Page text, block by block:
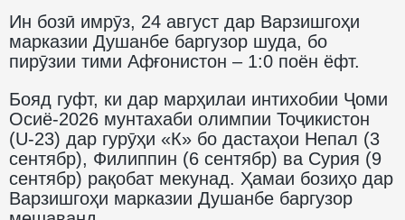
Ин бозӣ имрӯз, 24 август дар Варзишгоҳи
марказии Душанбе баргузор шуда, бо
пирӯзии тими Афғонистон – 1:0 поён ёфт.
Бояд гуфт, ки дар марҳилаи интихобии Ҷоми
Осиё-2026 мунтахаби олимпии Тоҷикистон
(U-23) дар гурӯҳи «К» бо дастаҳои Непал (3
сентябр), Филиппин (6 сентябр) ва Сурия (9
сентябр) рақобат мекунад. Ҳамаи бозиҳо дар
Варзишгоҳи марказии Душанбе баргузор